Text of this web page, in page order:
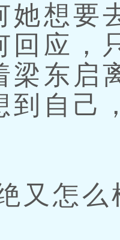
她想要
回应，
梁东启
到自己
怎么